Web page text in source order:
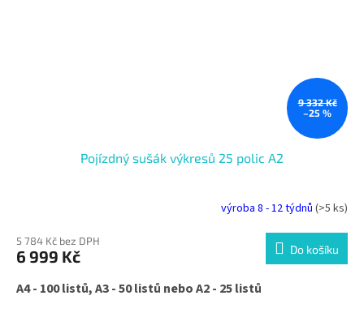
9 332 Kč
–25 %
Pojízdný sušák výkresů 25 polic A2
výroba 8 - 12 týdnů (>5 ks)
5 784 Kč bez DPH
6 999 Kč Do košíku
A4 - 100 listů, A3 - 50 listů nebo A2 - 25 listů